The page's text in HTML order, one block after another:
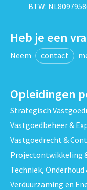
BTW:
Heb je een
Neem contact
Opleidingen
Strategisch
Vastgoedbeheer &
Vastgoedrecht &
Projectontwikkeling
Techniek,
Verduurzaming en